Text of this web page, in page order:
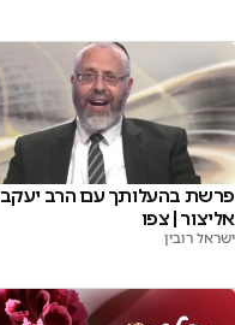
פרשת בהעלותך עם הרב יעקב
אליצור | צפו
ישראל רובין